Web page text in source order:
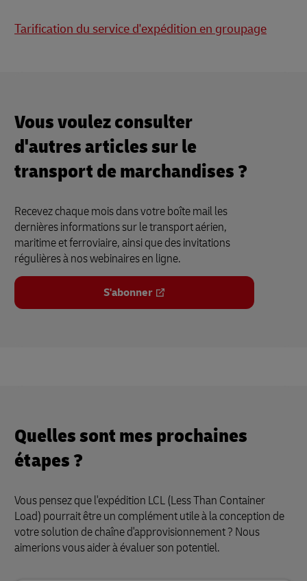
Tarification du service d'expédition en groupage
Vous voulez consulter
d'autres articles sur le
transport de marchandises ?
Recevez chaque mois dans votre boîte mail les
dernières informations sur le transport aérien,
maritime et ferroviaire, ainsi que des invitations
régulières à nos webinaires en ligne.
S'abonner
Quelles sont mes prochaines
étapes ?
Vous pensez que l'expédition LCL (Less Than Container
Load) pourrait être un complément utile à la conception de
votre solution de chaîne d'approvisionnement ? Nous
aimerions vous aider à évaluer son potentiel.